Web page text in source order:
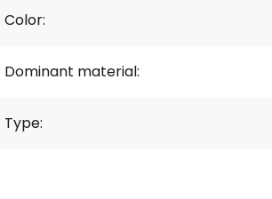
Color:
Dominant material:
Type: